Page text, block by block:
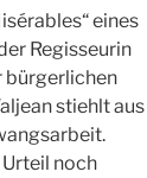
eines
Regisseurin
bürgerlichen
stiehlt aus
noch